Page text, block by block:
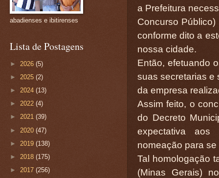
a Prefeitura
Concurso
conforme dito a
nossa cidade.
Então, efetuando
suas secretarias e
da empresa
Assim feito, o
do Decreto
expectativa
nomeação para
Tal homologação
(Minas Gerais)
abadienses e ibitirenses
Lista de Postagens
► 2026 (5)
► 2025 (2)
► 2024 (13)
► 2022 (4)
► 2021 (39)
► 2020 (47)
► 2019 (138)
► 2018 (175)
► 2017 (256)